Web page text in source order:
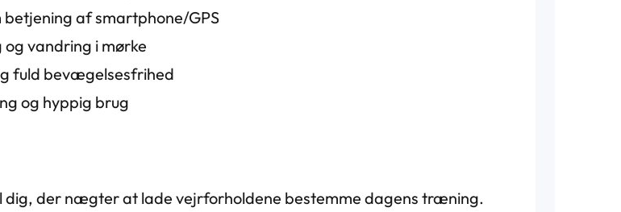
af smartphone/GPS
og vandring i mørke
fuld bevægelsesfrihed
og hyppig brug
dig, der nægter at lade vejrforholdene bestemme dagens træning.